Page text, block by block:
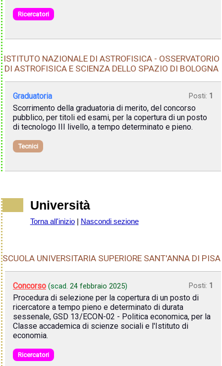
Ricercatori
ISTITUTO NAZIONALE DI ASTROFISICA - OSSERVATORIO
DI ASTROFISICA E SCIENZA DELLO SPAZIO DI BOLOGNA
Graduatoria Posti: 1
Scorrimento della graduatoria di merito, del concorso
pubblico, per titoli ed esami, per la copertura di un posto
di tecnologo III livello, a tempo determinato e pieno.
Tecnici
Università
Torna all'inizio| Nascondi sezione
SCUOLA UNIVERSITARIA SUPERIORE SANT'ANNA DI PISA
Concorso (scad. 24 febbraio 2025) Posti: 1
Procedura di selezione per la copertura di un posto di
ricercatore a tempo pieno e determinato di durata
sessenale, GSD 13/ECON-02 - Politica economica, per la
Classe accademica di scienze sociali e l'Istituto di
economia.
Ricercatori